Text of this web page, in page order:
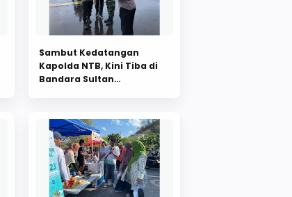
Sambut Kedatangan
Kapolda NTB, Kini Tiba di
Bandara Sultan